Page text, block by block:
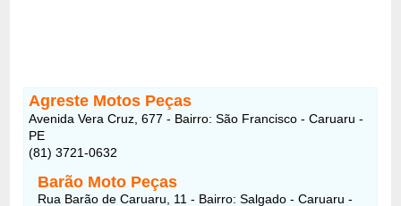
Agreste Motos Peças
Avenida Vera Cruz, 677 - Bairro: São Francisco - Caruaru -
PE
(81) 3721-0632
Barão Moto Peças
Rua Barão de Caruaru, 11 - Bairro: Salgado - Caruaru -